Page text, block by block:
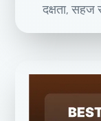
दक्षता,